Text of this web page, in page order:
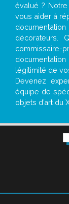
évalué ?
vous aider à
décorateurs.
légitimité de
Devenez
équipe de
objets d’art du